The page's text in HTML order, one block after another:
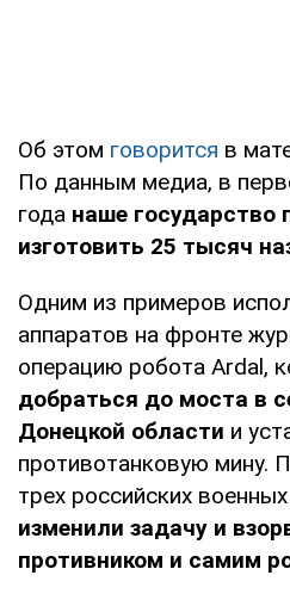
Об этом говорится в
По данным медиа, в
года наше государство
изготовить 25 тысяч
Одним из примеров
аппаратов на фронте
операцию робота Ardal,
добраться до моста в
Донецкой области и
противотанковую мину.
трех российских военных
изменили задачу и
противником и самим